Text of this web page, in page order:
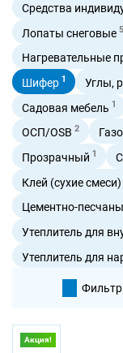
Средства
Лопаты снеговые 5
Нагревательные
Шифер 1 Углы,
Садовая мебель 1
ОСП/OSB 2
Прозрачный 1
Клей (сухие смеси)
Цементно-
Утеплитель для
Утеплитель для
Акция!